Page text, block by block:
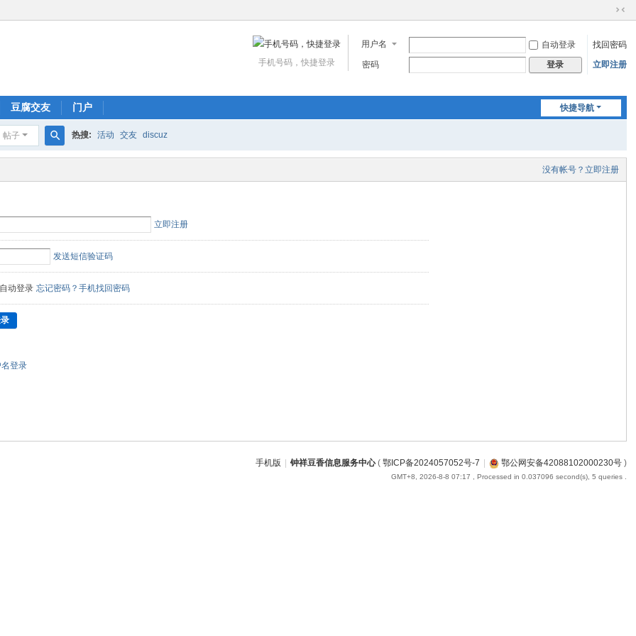
切
到
窄
用户名 自动登录
找回密码
密码
登录 立即注册
手机号码，快捷登录
快捷导航
豆腐交友 门户
帖子
搜
热搜: 活动 交友 discuz
没有帐号？立即注册
立即注册
发送短信验证码
自动登录 忘记密码？手机找回密码
名登录
手机版 钟祥豆香信息服务中心( 鄂ICP备2024057052号-7 鄂公网安备42088102000230号)
GMT+8, 2026-8-8 07:17 , Processed in 0.037096 second(s), 5 queries .